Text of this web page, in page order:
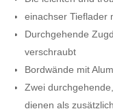
einachser Tieflader
Durchgehende
verschraubt
Bordwände mit
Zwei
dienen als